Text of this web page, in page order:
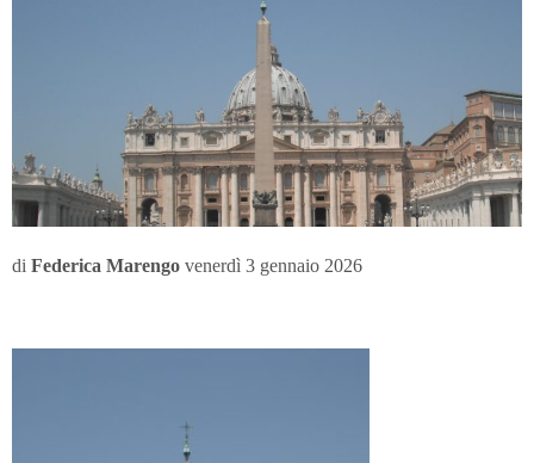
di Federica Marengo venerdì 3 gennaio 2026